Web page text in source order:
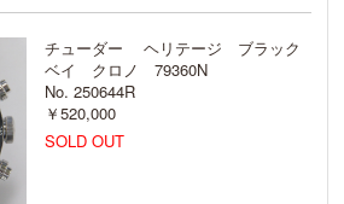
チューダー ヘリテージ ブラック
ベイ クロノ 79360N
No. 250644R
￥520,000
SOLD OUT